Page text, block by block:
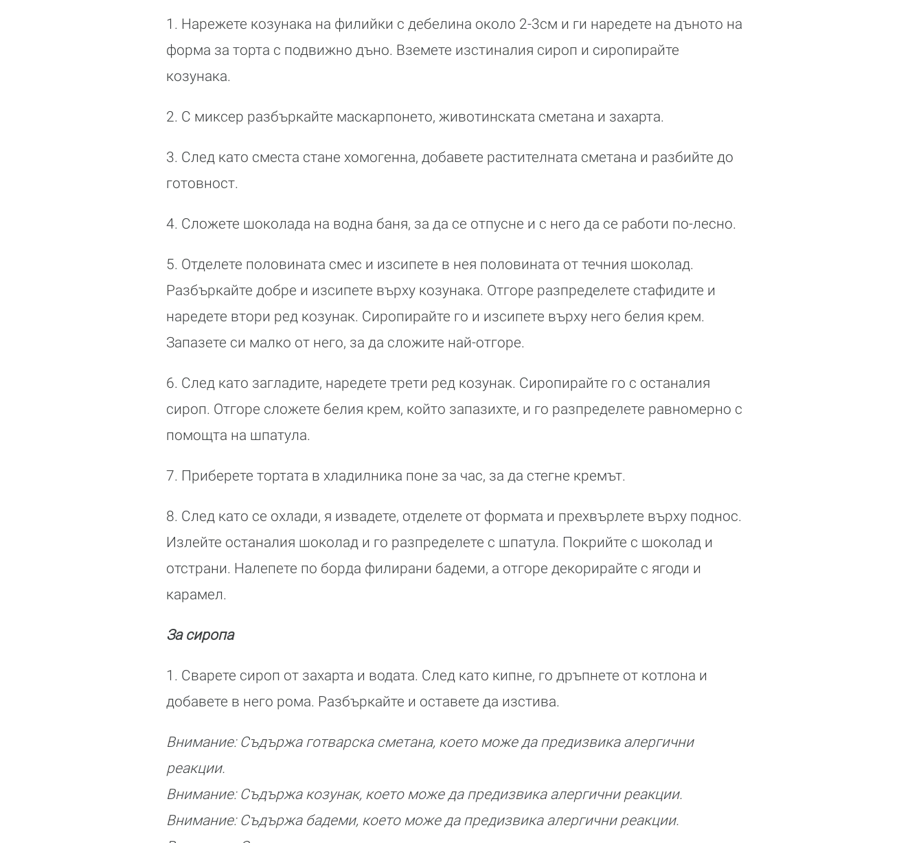
1. Нарежете козунака на филийки с дебелина около 2-3см и ги наредете на дъното на
форма за торта с подвижно дъно. Вземете изстиналия сироп и сиропирайте
козунака.
2. С миксер разбъркайте маскарпонето, животинската сметана и захарта.
3. След като сместа стане хомогенна, добавете растителната сметана и разбийте до
готовност.
4. Сложете шоколада на водна баня, за да се отпусне и с него да се работи по-лесно.
5. Отделете половината смес и изсипете в нея половината от течния шоколад.
Разбъркайте добре и изсипете върху козунака. Отгоре разпределете стафидите и
наредете втори ред козунак. Сиропирайте го и изсипете върху него белия крем.
Запазете си малко от него, за да сложите най-отгоре.
6. След като загладите, наредете трети ред козунак. Сиропирайте го с останалия
сироп. Отгоре сложете белия крем, който запазихте, и го разпределете равномерно с
помощта на шпатула.
7. Приберете тортата в хладилника поне за час, за да стегне кремът.
8. След като се охлади, я извадете, отделете от формата и прехвърлете върху поднос.
Излейте останалия шоколад и го разпределете с шпатула. Покрийте с шоколад и
отстрани. Налепете по борда филирани бадеми, а отгоре декорирайте с ягоди и
карамел.
За сиропа
1. Сварете сироп от захарта и водата. След като кипне, го дръпнете от котлона и
добавете в него рома. Разбъркайте и оставете да изстива.
Внимание: Съдържа готварска сметана, което може да предизвика алергични
реакции.
Внимание: Съдържа козунак, което може да предизвика алергични реакции.
Внимание: Съдържа бадеми, което може да предизвика алергични реакции.